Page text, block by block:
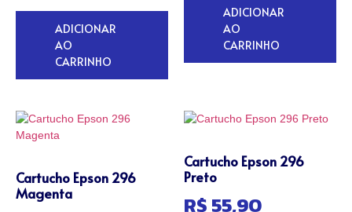
ADICIONAR
AO
CARRINHO
ADICIONAR
AO
CARRINHO
Cartucho Epson 296
Magenta
Cartucho Epson 296
Preto
R$55,90